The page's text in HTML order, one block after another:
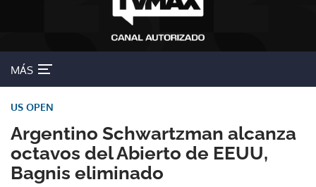
MÁS
Argentino Schwartzman alcanza
octavos del Abierto de EEUU,
Bagnis eliminado
US OPEN